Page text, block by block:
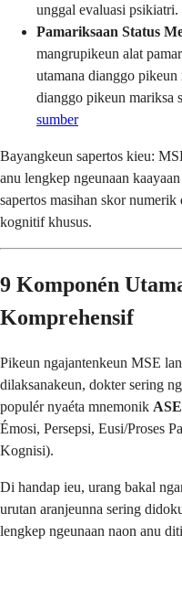
unggal evaluasi psikiatri.
Pamariksaan Status
mangrupikeun alat
utamana dianggo
dianggo pikeun mariksa
sumber
Bayangkeun sapertos kieu:
anu lengkep ngeunaan
sapertos masihan skor
kognitif khusus.
9 Komponén
Komprehensif
Pikeun ngajantenkeun MSE
dilaksanakeun, dokter sering
populér nyaéta mnemonik
Émosi, Persepsi, Eusi/Proses
Kognisi).
Di handap ieu, urang bakal
urutan aranjeunna sering
lengkep ngeunaan naon anu